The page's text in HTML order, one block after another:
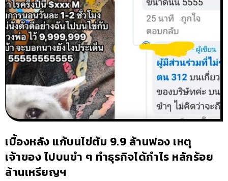
เบื้องหลัง แก้บนไข่ต้ม 9.9 ล้านฟอง เหตุ
เจ้าของ ไปบนขำ ๆ ทำธุรกิจได้กำไร หลักร้อย
ล้านเหรียญฯ